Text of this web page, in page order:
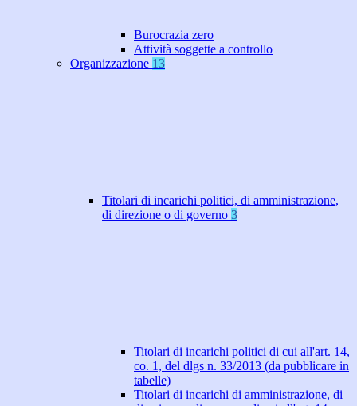
Burocrazia zero
Attività soggette a controllo
Organizzazione 13
Titolari di incarichi politici, di amministrazione,
di direzione o di governo 3
Titolari di incarichi politici di cui all'art. 14,
co. 1, del dlgs n. 33/2013 (da pubblicare in
tabelle)
Titolari di incarichi di amministrazione, di